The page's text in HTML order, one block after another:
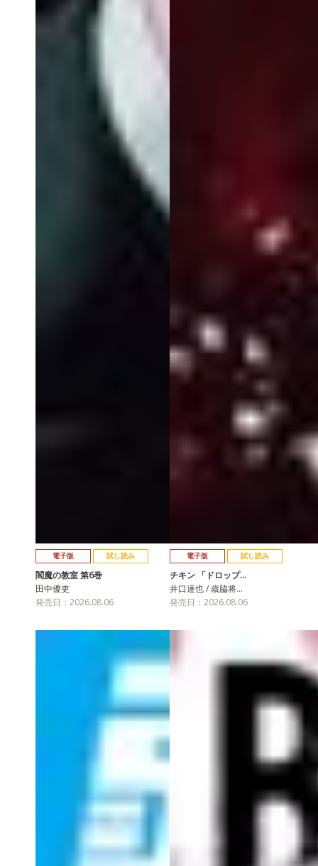
電子版 試し読み
閻魔の教室 第6巻
田中優吏
発売日：2026.08.06
電子版 試し読み
チキン 「ドロップ…
井口達也 / 歳脇将…
発売日：2026.08.06